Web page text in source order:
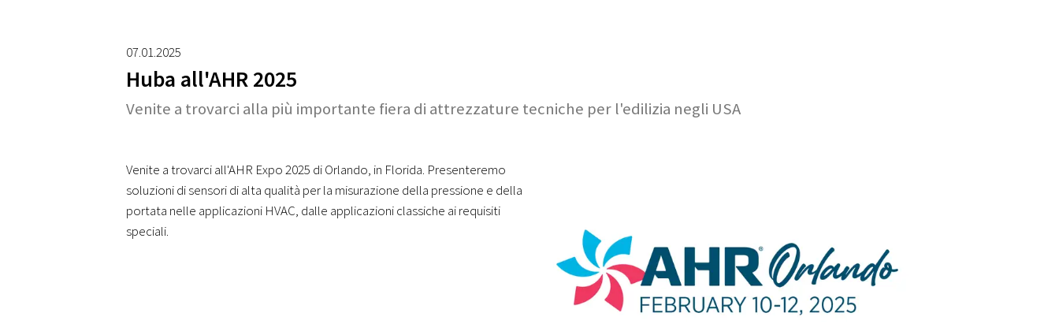
07.01.2025
Huba all'AHR 2025
Venite a trovarci alla più importante fiera di attrezzature tecniche per l'edilizia negli USA
Venite a trovarci all'AHR Expo 2025 di Orlando, in Florida. Presenteremo
soluzioni di sensori di alta qualità per la misurazione della pressione e della
portata nelle applicazioni HVAC, dalle applicazioni classiche ai requisiti
speciali.